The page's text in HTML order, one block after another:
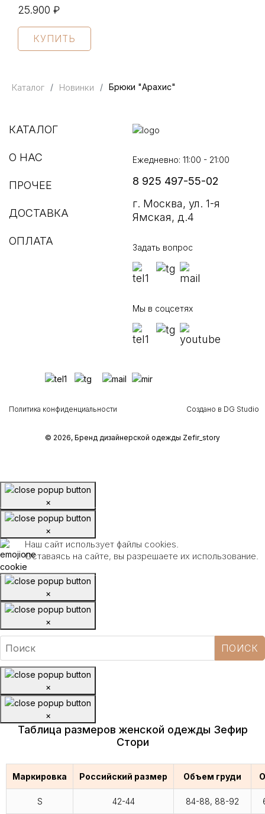
25.900 ₽
КУПИТЬ
Каталог Новинки Брюки "Арахис"
КАТАЛОГ
О НАС
ПРОЧЕЕ
ДОСТАВКА
ОПЛАТА
Ежедневно: 11:00 - 21:00
8 925 497-55-02
г. Москва, ул. 1-я
Ямская, д.4
Задать вопрос
Мы в соцсетях
© 2026, Бренд дизайнерской одежды Zefir_story
Политика конфиденциальности Создано в DG Studio
×
×
Наш сайт использует файлы cookies.
Оставаясь на сайте, вы разрешаете их использование.
×
×
×
×
Таблица размеров женской одежды Зефир
Стори
Маркировка Российский размер Объем груди
S 42-44 84-88, 88-92